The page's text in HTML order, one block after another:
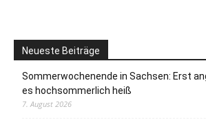
Neueste Beiträge
Sommerwochenende in Sachsen: Erst
es hochsommerlich heiß
7. August 2026